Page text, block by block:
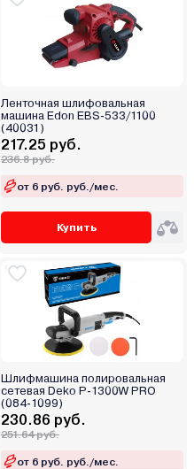
Ленточная шлифовальная
машина Edon EBS-533/1100
(40031)
217.25 руб.
236.8 руб.
от 6 руб. руб./мес.
Купить
Шлифмашина полировальная
сетевая Deko P-1300W PRO
(084-1099)
230.86 руб.
251.64 руб.
от 6 руб. руб./мес.